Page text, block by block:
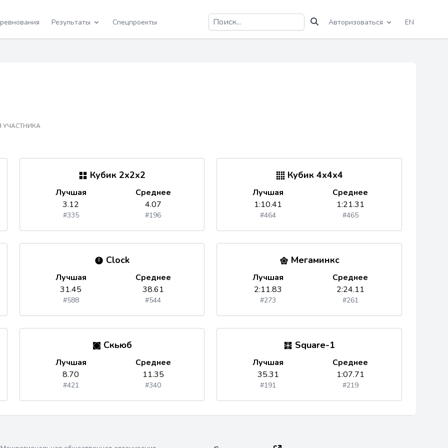
Результаты Спецпроекты Авторизоваться EN
УЧАСТНИКА
Кубик 2x2x2
Лучшая
3.12
#335
Среднее
4.07
#196
Кубик 4x4x4
Лучшая
1:10.41
#464
Среднее
1:21.31
#465
Clock
Лучшая
31.45
#588
Среднее
38.61
#544
Мегаминкс
Лучшая
2:11.83
#273
Среднее
2:24.11
#261
Скьюб
Лучшая
8.70
#421
Среднее
11.35
#340
Square-1
Лучшая
35.31
#191
Среднее
1:07.71
#219